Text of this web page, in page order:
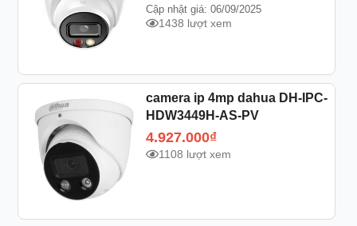
Cập nhật giá: 06/09/2025
1438 lượt xem
camera ip 4mp dahua DH-IPC-
HDW3449H-AS-PV
4.927.000₫
1108 lượt xem